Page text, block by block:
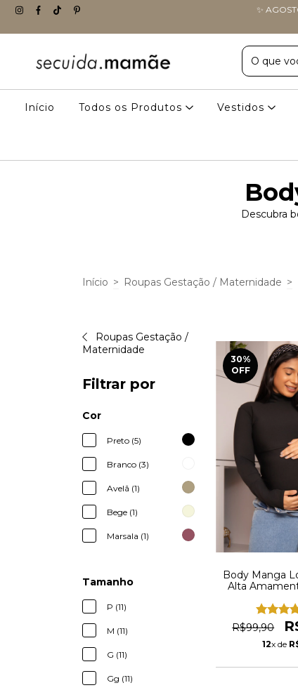
✨
Início Todos os Produtos Vestidos
Descubra
Início > Roupas Gestação / Maternidade >
Roupas Gestação /
Maternidade
Filtrar por
Cor
Preto (5)
Branco (3)
Avelã (1)
Bege (1)
Marsala (1)
Tamanho
P (11)
M (11)
G (11)
Gg (11)
30%
OFF
Body Manga
Alta
R$99,90
12x de